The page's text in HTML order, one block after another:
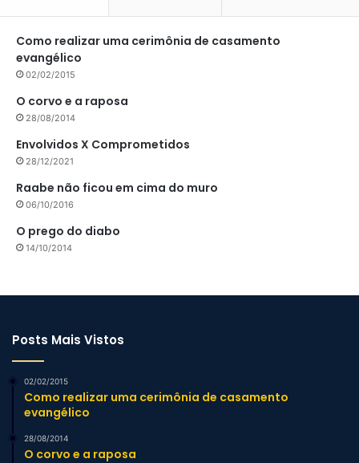
Como realizar uma cerimônia de casamento
evangélico
02/02/2015
O corvo e a raposa
28/08/2014
Envolvidos X Comprometidos
28/12/2021
Raabe não ficou em cima do muro
06/10/2016
O prego do diabo
14/10/2014
Posts Mais Vistos
02/02/2015
Como realizar uma cerimônia de casamento
evangélico
28/08/2014
O corvo e a raposa